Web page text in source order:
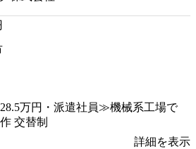
万円・派遣社員≫機械系工場で
交替制
詳細を表示